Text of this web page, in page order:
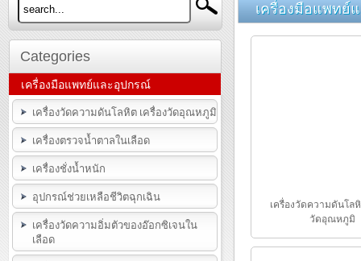
Categories
เครื่องมือแพทย์และอุปกรณ์
เครื่องวัดความดันโลหิต เครื่องวัดอุณหภูมิ
เครื่องตรวจน้ำตาลในเลือด
เครื่องชั่งน้ำหนัก
อุปกรณ์ช่วยเหลือชีวิตฉุกเฉิน
เครื่องวัดความอิ่มตัวของอ๊อกซิเจนใน
เลือด
เครื่องมือแพทย์
เครื่องวัดความดันโล
วัดอุณหภูมิ